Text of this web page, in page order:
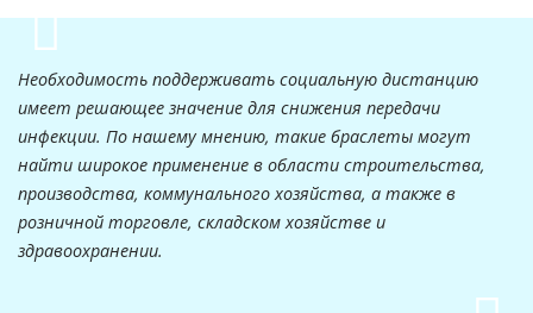
Необходимость поддерживать социальную дистанцию
имеет решающее значение для снижения передачи
инфекции. По нашему мнению, такие браслеты могут
найти широкое применение в области строительства,
производства, коммунального хозяйства, а также в
розничной торговле, складском хозяйстве и
здравоохранении.